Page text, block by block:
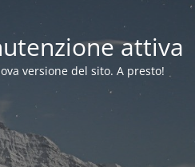
attiva
versione del sito. A presto!